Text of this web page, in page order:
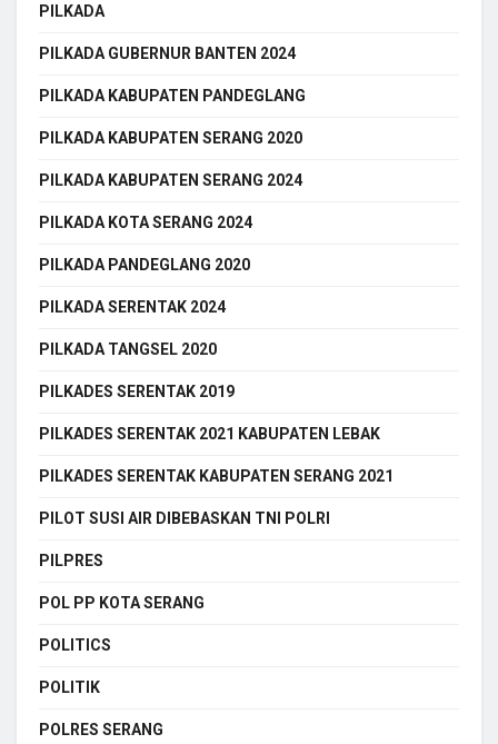
PILKADA
PILKADA GUBERNUR BANTEN 2024
PILKADA KABUPATEN PANDEGLANG
PILKADA KABUPATEN SERANG 2020
PILKADA KABUPATEN SERANG 2024
PILKADA KOTA SERANG 2024
PILKADA PANDEGLANG 2020
PILKADA SERENTAK 2024
PILKADA TANGSEL 2020
PILKADES SERENTAK 2019
PILKADES SERENTAK 2021 KABUPATEN LEBAK
PILKADES SERENTAK KABUPATEN SERANG 2021
PILOT SUSI AIR DIBEBASKAN TNI POLRI
PILPRES
POL PP KOTA SERANG
POLITICS
POLITIK
POLRES SERANG